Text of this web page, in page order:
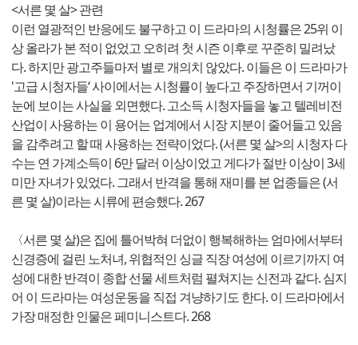
<서른 몇 살> 관련
이런 열광적인 반응에도 불구하고 이 드라마의 시청률은 25위 이
상 올라가 본 적이 없었고 오히려 첫 시즌 이후로 꾸준히 밀려났
다. 하지만 광고주들마저 별로 개의치 않았다. 이들은 이 드라마가
'고급 시청자들‘ 사이에서는 시청률이 높다고 주장하면서 기꺼이
눈에 보이는 사실을 외면했다. 고소득 시청자들을 놓고 텔레비전
산업이 사용하는 이 용어는 업계에서 시장 지분이 줄어들고 있음
을 감추려고 할 때 사용하는 전략이었다. (서른 몇 살>의 시청자 다
수는 연 가계소득이 6만 달러 이상이었고 게다가 절반 이상이 3세
미만 자녀가 있었다. 그래서 반격을 통해 재미를 본 업종들은 (서
른 몇 살)이라는 시류에 편승했다. 267
〈서른 몇 살)은 집에 틀어박혀 더없이 행복해하는 엄마에서부터
신경증에 걸린 노처녀, 위협적인 싱글 직장 여성에 이르기까지 여
성에 대한 반격이 종합 선물 세트처럼 펼쳐지는 신전과 같다. 심지
어 이 드라마는 여성운동을 직접 겨냥하기도 한다. 이 드라마에서
가장 매정한 인물은 페미니스트다. 268